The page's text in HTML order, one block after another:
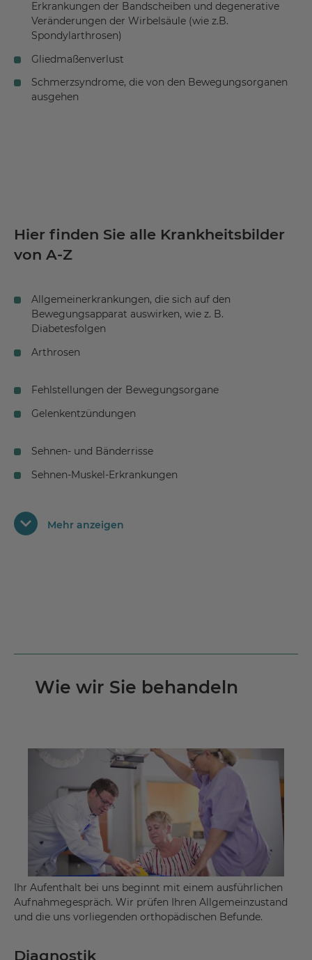
Erkrankungen der Bandscheiben und degenerative
Veränderungen der Wirbelsäule (wie z.B.
Spondylarthrosen)
Gliedmaßenverlust
Schmerzsyndrome, die von den Bewegungsorganen
ausgehen
Hier finden Sie alle Krankheitsbilder
von A-Z
Allgemeinerkrankungen, die sich auf den
Bewegungsapparat auswirken, wie z. B.
Diabetesfolgen
Arthrosen
Fehlstellungen der Bewegungsorgane
Gelenkentzündungen
Sehnen- und Bänderrisse
Sehnen-Muskel-Erkrankungen
Bandscheibenerkrankungen
erworben)
Gelenkluxationen („ausgekugelte“ Gelenke)
Gliedmaßenverlust
Knochenbrüche
Morbus Bechterew
Muskelverletzungen
Schmerzsyndrome, die von den Bewegungsorganen
ausgehen
Spondylarthrosen
Mehr anzeigen
Wie wir Sie behandeln
Ihr Aufenthalt bei uns beginnt mit einem ausführlichen
Aufnahmegespräch. Wir prüfen Ihren Allgemeinzustand
und die uns vorliegenden orthopädischen Befunde.
Diagnostik